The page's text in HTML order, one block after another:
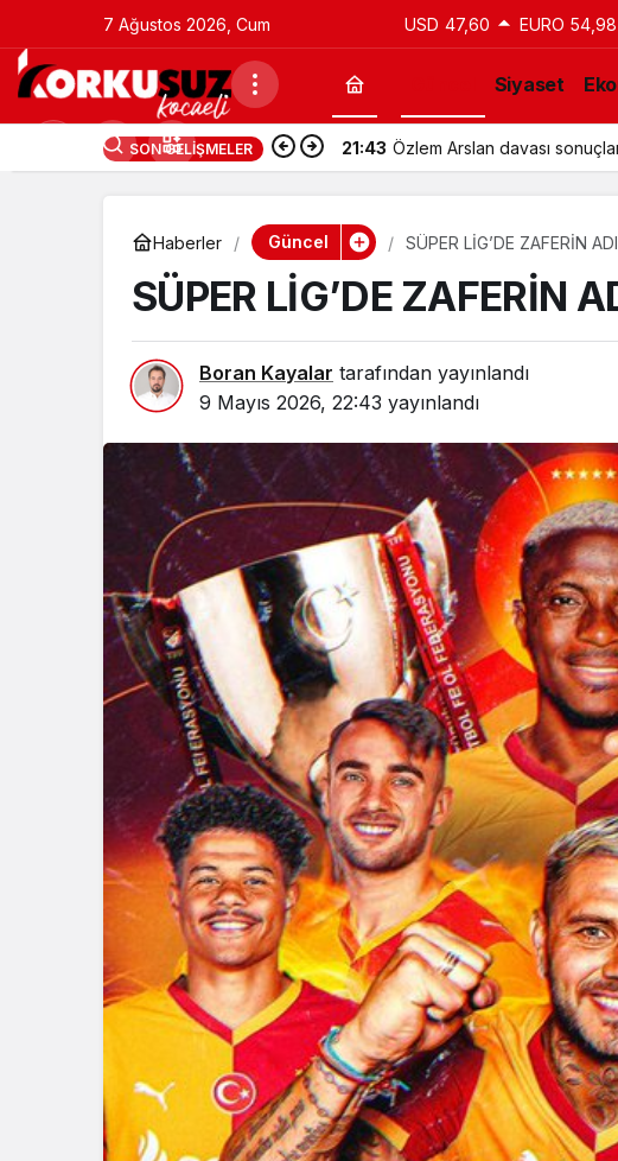
7 Ağustos 2026, Cum USD 47,60 EURO 54,98
Siyaset
SON GELIŞMELER 21:43 Utku Caner Çaykara Tahliye
Haberler Güncel SÜPER LİG’DE ZAFERİN
SÜPER LİG’DE ZAFERİN
Boran Kayalar tarafından yayınlandı
9 Mayıs 2026, 22:43 yayınlandı